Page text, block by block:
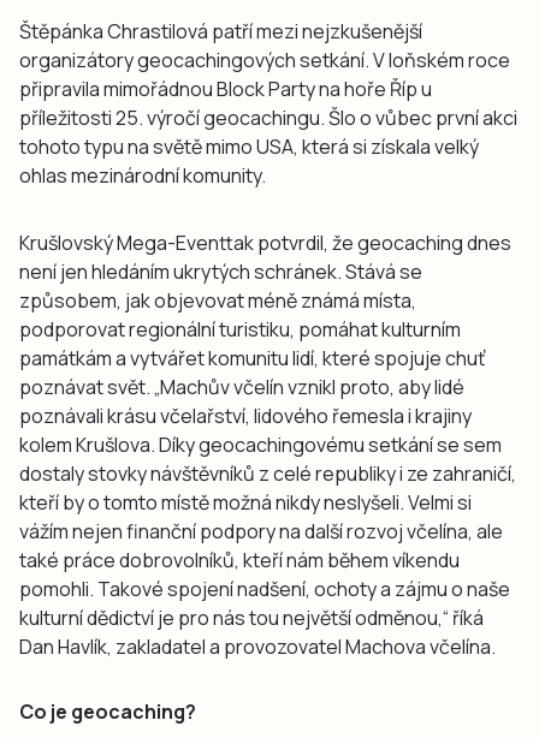
Štěpánka Chrastilová patří mezi nejzkušenější
organizátory geocachingových setkání. V loňském roce
připravila mimořádnou Block Party na hoře Říp u
příležitosti 25. výročí geocachingu. Šlo o vůbec první akci
tohoto typu na světě mimo USA, která si získala velký
ohlas mezinárodní komunity.
Krušlovský Mega-Eventtak potvrdil, že geocaching dnes
není jen hledáním ukrytých schránek. Stává se
způsobem, jak objevovat méně známá místa,
podporovat regionální turistiku, pomáhat kulturním
památkám a vytvářet komunitu lidí, které spojuje chuť
poznávat svět. „Machův včelín vznikl proto, aby lidé
poznávali krásu včelařství, lidového řemesla i krajiny
kolem Krušlova. Díky geocachingovému setkání se sem
dostaly stovky návštěvníků z celé republiky i ze zahraničí,
kteří by o tomto místě možná nikdy neslyšeli. Velmi si
vážím nejen finanční podpory na další rozvoj včelína, ale
také práce dobrovolníků, kteří nám během víkendu
pomohli. Takové spojení nadšení, ochoty a zájmu o naše
kulturní dědictví je pro nás tou největší odměnou,“ říká
Dan Havlík, zakladatel a provozovatel Machova včelína.
Co je geocaching?